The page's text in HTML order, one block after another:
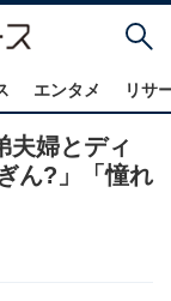
エンタメ リサ
夫婦とディ
ん?」「憧れ